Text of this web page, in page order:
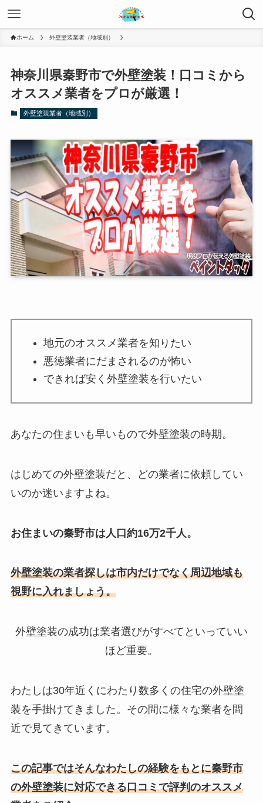
ホーム 外壁塗装業者（地域別）
神奈川県秦野市で外壁塗装！口コミから
オススメ業者をプロが厳選！
外壁塗装業者（地域別）
地元のオススメ業者を知りたい
悪徳業者にだまされるのが怖い
できれば安く外壁塗装を行いたい
あなたの住まいも早いもので外壁塗装の時期。
はじめての外壁塗装だと、どの業者に依頼してい
いのか迷いますよね。
お住まいの秦野市は人口約16万2千人。
外壁塗装の業者探しは市内だけでなく周辺地域も
視野に入れましょう。
外壁塗装の成功は業者選びがすべてといっていい
ほど重要。
わたしは30年近くにわたり数多くの住宅の外壁塗
装を手掛けてきました。その間に様々な業者を間
近で見てきています。
この記事ではそんなわたしの経験をもとに秦野市
の外壁塗装に対応できる口コミで評判のオススメ